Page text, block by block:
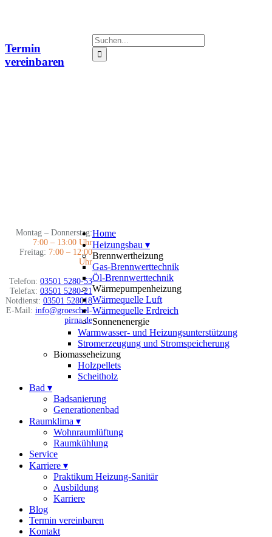
Termin
vereinbaren
Montag – Donnerstag:
7:00 – 13:00 Uhr
Freitag: 7:00 – 12:00
Uhr
Telefon: 03501 5280-53
Telefax: 03501 5280-21
Notdienst: 03501 528018
E-Mail: info@groeschel-
pirna.de
Suche
nach:
Home
Heizungsbau ▾
Brennwertheizung
Gas-Brennwerttechnik
Öl-Brennwerttechnik
Wärmepumpenheizung
Wärmequelle Luft
Wärmequelle Erdreich
Sonnenenergie
Warmwasser- und Heizungsunterstützung
Stromerzeugung und Stromspeicherung
Biomasseheizung
Holzpellets
Scheitholz
Bad ▾
Badsanierung
Generationenbad
Raumklima ▾
Wohnraumlüftung
Raumkühlung
Service
Karriere ▾
Praktikum Heizung-Sanitär
Ausbildung
Karriere
Blog
Termin vereinbaren
Kontakt